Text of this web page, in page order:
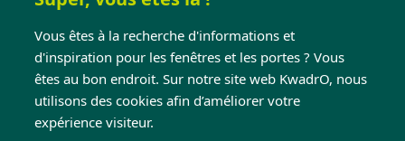
Vous êtes à la recherche d'informations et
d'inspiration pour les fenêtres et les portes ? Vous
êtes au bon endroit. Sur notre site web KwadrO, nous
utilisons des cookies afin d’améliorer votre
expérience visiteur.
En savoir plus